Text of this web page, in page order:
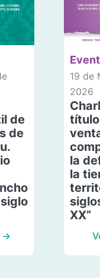
de
de
→
19 de
2026
la
la
XX”